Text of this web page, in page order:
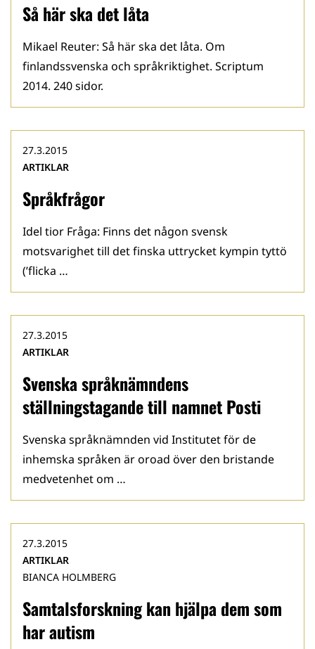
Så här ska det låta
Mikael Reuter: Så här ska det låta. Om
finlandssvenska och språkriktighet. Scriptum
2014. 240 sidor.
Språkfrågor
27.3.2015
ARTIKLAR
Idel tior Fråga: Finns det någon svensk
motsvarighet till det finska uttrycket kympin tyttö
(’flicka …
Svenska språknämndens
ställningstagande till namnet Posti
27.3.2015
ARTIKLAR
Svenska språknämnden vid Institutet för de
inhemska språken är oroad över den bristande
medvetenhet om …
Samtalsforskning kan hjälpa dem som
har autism
27.3.2015
ARTIKLAR
BIANCA HOLMBERG